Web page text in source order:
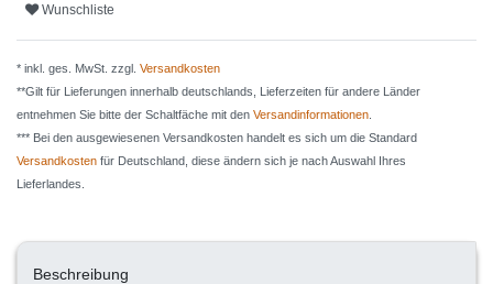
Wunschliste
* inkl. ges. MwSt. zzgl. Versandkosten
**Gilt für Lieferungen innerhalb deutschlands, Lieferzeiten für andere Länder
entnehmen Sie bitte der Schaltfäche mit den Versandinformationen
*** Bei den ausgewiesenen Versandkosten handelt es sich um die Standard
Versandkosten für Deutschland, diese ändern sich je nach Auswahl Ihres
Lieferlandes.
Beschreibung